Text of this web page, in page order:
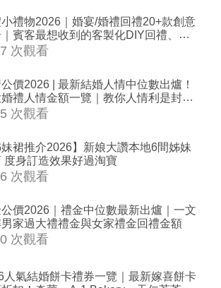
禮物2026｜婚宴/婚禮回禮20+款創意
賓客最想收到的客製化DIY回禮、姊
（持續更新）
次觀看
公價2026 | 最新結婚人情中位數出爐！
禮人情金額一覽｜教你人情利是封寫
次觀看
妹裙推介2026】新娘大讚本地6間姊妹
裙店 度身訂造效果好過淘寶
次觀看
價2026｜禮金中位數最新出爐｜一文
家過大禮禮金與女家禮金回禮金額
次觀看
人氣結婚餅卡禮券一覽｜最新嫁喜餅卡